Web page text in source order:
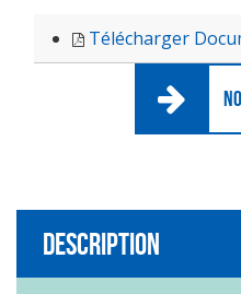
Télécharger
Description